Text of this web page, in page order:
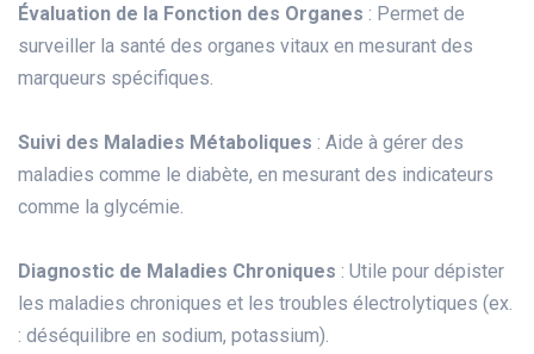
Évaluation de la Fonction des Organes : Permet de
surveiller la santé des organes vitaux en mesurant des
marqueurs spécifiques.
Suivi des Maladies Métaboliques : Aide à gérer des
maladies comme le diabète, en mesurant des indicateurs
comme la glycémie.
Diagnostic de Maladies Chroniques : Utile pour dépister
les maladies chroniques et les troubles électrolytiques (ex.
: déséquilibre en sodium, potassium).